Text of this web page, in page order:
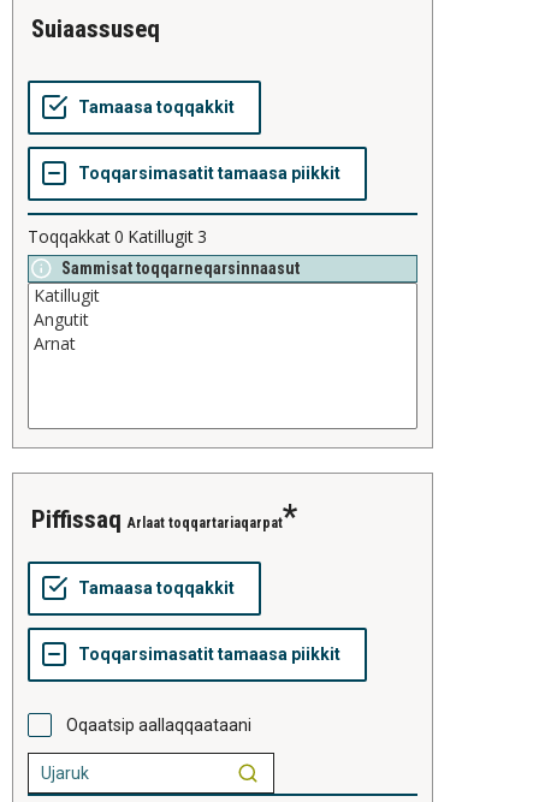
suiaassuseq
Toqqakkat0 Katillugit3
Sammisat toqqarneqarsinnaasut
piffissaq Arlaat toqqartariaqarpat
Oqaatsip aallaqqaataani